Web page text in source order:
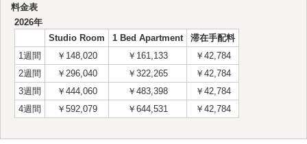
料金表
2026年
Studio Room
1 Bed Apartment
滞在手配料
1週間
￥148,020 ￥161,133
￥42,784
2週間
￥296,040 ￥322,265
￥42,784
3週間
￥444,060 ￥483,398
￥42,784
4週間
￥592,079 ￥644,531 ￥42,784